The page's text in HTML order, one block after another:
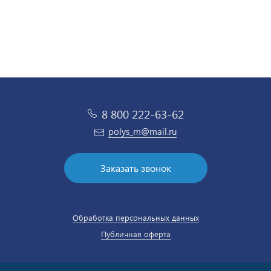
8 800 222-63-62
polys_m@mail.ru
Заказать звонок
Обработка персональных данных
Публичная оферта